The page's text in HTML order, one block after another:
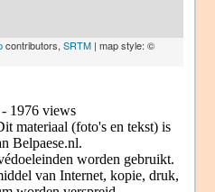
contributors, SRTM | map style: ©
1976 views
materiaal (foto's en tekst) is
Belpaese.nl.
worden gebruikt.
van Internet, kopie, druk,